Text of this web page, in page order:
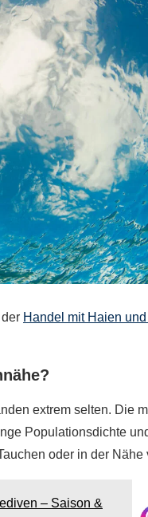
Handel mit Haien
extrem selten. Die
Populationsdichte
oder in der Nähe
– Saison &